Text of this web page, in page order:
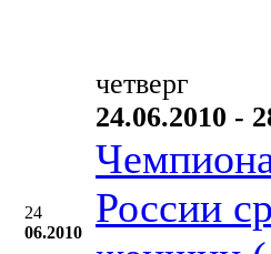
24
06.2010
четверг
24.06.2010 -
России